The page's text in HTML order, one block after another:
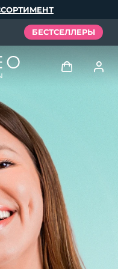
БЕСТСЕЛЛЕРЫ
пользователя
Мои приборы
Мои заказы
Мои адреса
Мои подписки
Español
Português
Русский
繁體中文